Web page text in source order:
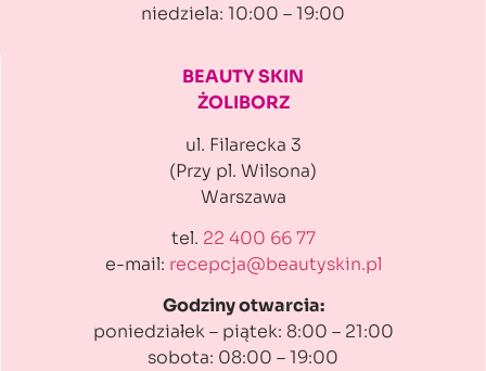
niedziela: 10:00 – 19:00
BEAUTY SKIN
ŻOLIBORZ
ul. Filarecka 3
(Przy pl. Wilsona)
Warszawa
tel. 22 400 66 77
e-mail: recepcja@beautyskin.pl
Godziny otwarcia:
poniedziałek – piątek: 8:00 – 21:00
sobota: 08:00 – 19:00